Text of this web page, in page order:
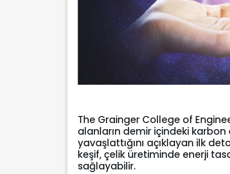
The Grainger College of
alanların demir içindeki karbon
yavaşlattığını açıklayan ilk
keşif, çelik üretiminde enerji
sağlayabilir.